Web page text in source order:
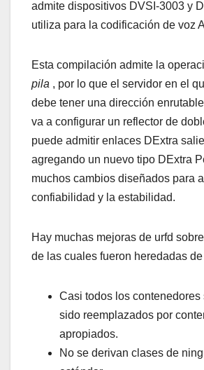
admite dispositivos DVSI-3003 y
utiliza para la codificación de voz
Esta compilación admite la
pila , por lo que el servidor en el
debe tener una dirección
va a configurar un reflector de
puede admitir enlaces DExtra
agregando un nuevo tipo DExtra
muchos cambios diseñados para
confiabilidad y la estabilidad.
Hay muchas mejoras de urfd
de las cuales fueron heredadas
Casi todos los contenedores
sido reemplazados por
apropiados.
No se derivan clases de